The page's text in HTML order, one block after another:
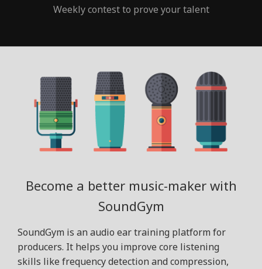
Weekly contest to prove your talent
Become a better music-maker with
SoundGym
SoundGym is an audio ear training platform for
producers. It helps you improve core listening
skills like frequency detection and compression,